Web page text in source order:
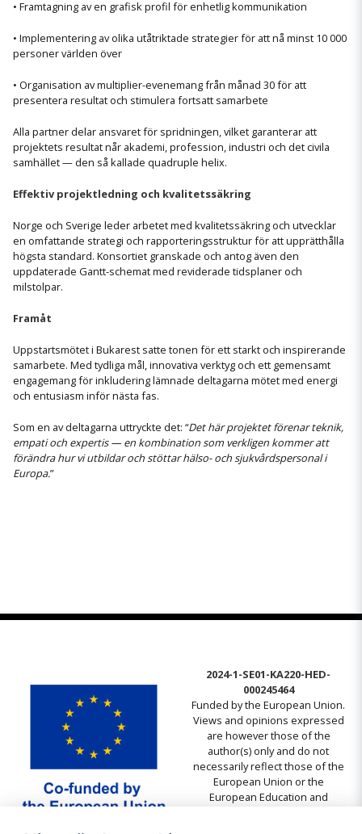
• Framtagning av en grafisk profil för enhetlig kommunikation
• Implementering av olika utåtriktade strategier för att nå minst 10 000
personer världen över
• Organisation av multiplier-evenemang från månad 30 för att
presentera resultat och stimulera fortsatt samarbete
Alla partner delar ansvaret för spridningen, vilket garanterar att
projektets resultat når akademi, profession, industri och det civila
samhället — den så kallade quadruple helix.
Effektiv projektledning och kvalitetssäkring
Norge och Sverige leder arbetet med kvalitetssäkring och utvecklar
en omfattande strategi och rapporteringsstruktur för att upprätthålla
högsta standard. Konsortiet granskade och antog även den
uppdaterade Gantt-schemat med reviderade tidsplaner och
milstolpar.
Framåt
Uppstartsmötet i Bukarest satte tonen för ett starkt och inspirerande
samarbete. Med tydliga mål, innovativa verktyg och ett gemensamt
engagemang för inkludering lämnade deltagarna mötet med energi
och entusiasm inför nästa fas.
Som en av deltagarna uttryckte det: “Det här projektet förenar teknik,
empati och expertis — en kombination som verkligen kommer att
förändra hur vi utbildar och stöttar hälso- och sjukvårdspersonal i
Europa.”
2024-1-SE01-KA220-HED-
000245464
Funded by the European Union.
Views and opinions expressed
are however those of the
author(s) only and do not
necessarily reflect those of the
European Union or the
European Education and